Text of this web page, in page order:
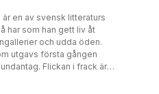
är en av svensk litteraturs
har som han gett liv åt
och udda öden.
utgavs första gången
Flickan i frack är